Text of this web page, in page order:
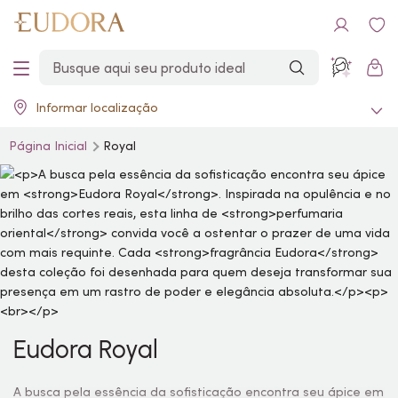
Informar localização
Página Inicial Royal
Eudora Royal
A busca pela essência da sofisticação encontra seu ápice em